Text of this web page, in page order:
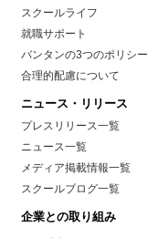
スクールライフ
就職サポート
バンタンの3つのポリシー
合理的配慮について
ニュース・リリース
プレスリリース一覧
ニュース一覧
メディア掲載情報一覧
スクールブログ一覧
企業との取り組み